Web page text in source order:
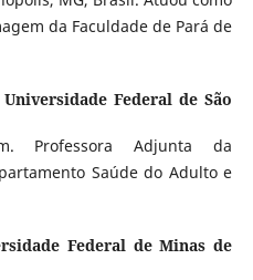
da Faculdade de Pará de
Universidade Federal de São
Professora Adjunta da
Saúde do Adulto e
Federal de Minas de